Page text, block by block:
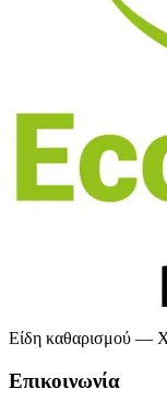
Είδη καθαρισμού —
Επικοινωνία